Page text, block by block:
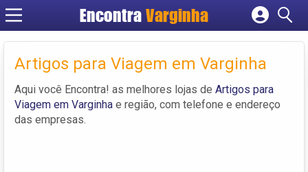
EncontraVarginha
Cadastrar empresa
Criar conta
Artigos para Viagem em Varginha
Aqui você Encontra! as melhores lojas de Artigos para
Viagem em Varginha e região, com telefone e endereço
das empresas.